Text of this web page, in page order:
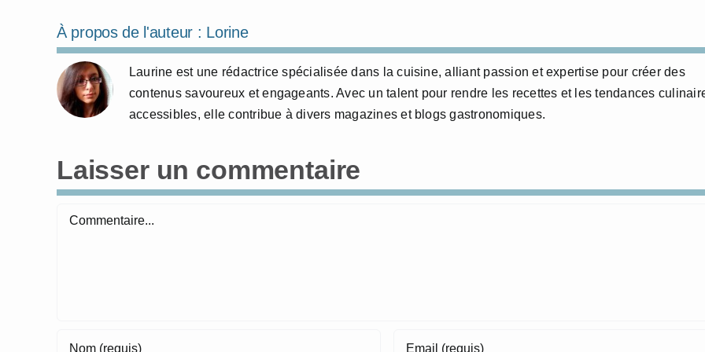
À propos de l'auteur : Lorine
Laurine est une rédactrice spécialisée dans la cuisine, alliant passion et expertise pour créer des
contenus savoureux et engageants. Avec un talent pour rendre les recettes et les tendances
accessibles, elle contribue à divers magazines et blogs gastronomiques.
Laisser un commentaire
Commentaire